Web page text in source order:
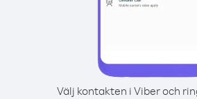
Välj kontakten i Viber och